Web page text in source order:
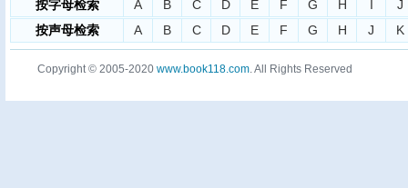
按字母检索 A B C D E F G H
J
按声母检索
A B C D E F G H J K
Copyright © 2005-2020 www.book118.com. All Rights Reserved